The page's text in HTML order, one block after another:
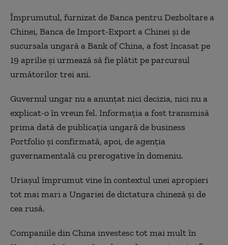
Împrumutul, furnizat de Banca pentru Dezboltare a
Chinei, Banca de Import-Export a Chinei și de
sucursala ungară a Bank of China, a fost încasat pe
19 aprilie și urmează să fie plătit pe parcursul
următorilor trei ani.
Guvernul ungar nu a anunțat nici decizia, nici nu a
explicat-o în vreun fel. Informația a fost transmisă
prima dată de publicația ungară de business
Portfolio și confirmată, apoi, de agenția
guvernamentală cu prerogative în domeniu.
Uriașul împrumut vine în contextul unei apropieri
tot mai mari a Ungariei de dictatura chineză și de
cea rusă.
Companiile din China investesc tot mai mult în